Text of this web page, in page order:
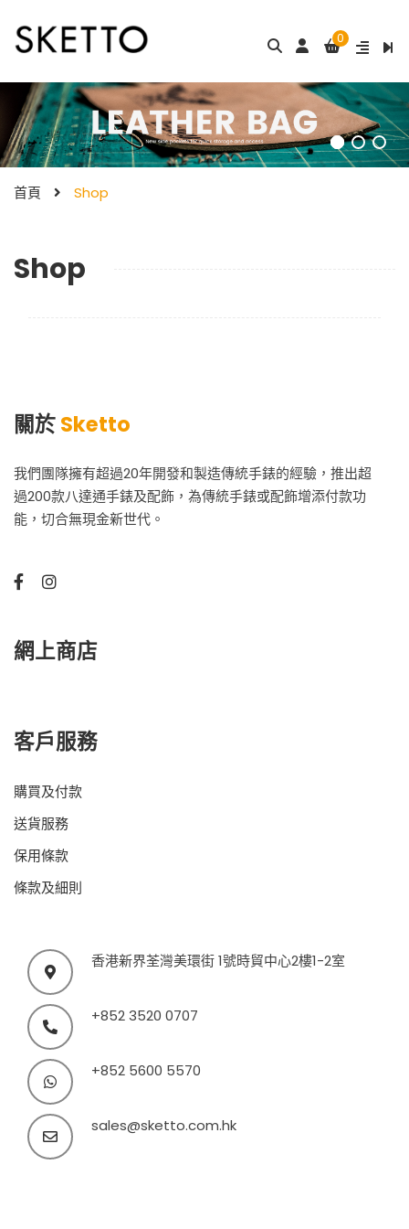
0
首頁 Shop
Shop
關於Sketto
我們團隊擁有超過20年開發和製造傳統手錶的經驗，推出超
過200款八達通手錶及配飾，為傳統手錶或配飾增添付款功
能，切合無現金新世代。
網上商店
客戶服務
購買及付款
送貨服務
保用條款
條款及細則
香港新界荃灣美環街 1號時貿中心2樓1-2室
+852 3520 0707
+852 5600 5570
sales@sketto.com.hk